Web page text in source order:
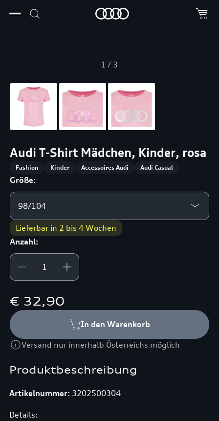
1 / 3
Produktbeschreibung
Artikelnummer: 3202500304
Details:
Audi T-Shirt Mädchen, Kinder, rosa
Fashion Kinder Accessoires Audi Audi Casual
Größe:
98/104
Lieferbar in 2 bis 4 Wochen
Anzahl:
€ 32,90
In den Warenkorb
Versand nur innerhalb Österreichs möglich